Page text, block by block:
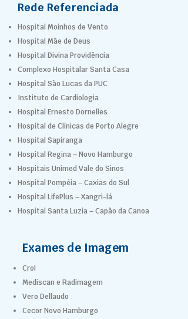
Rede Referenciada
Hospital Moinhos de Vento
Hospital Mãe de Deus
Hospital Divina Providência
Complexo Hospitalar Santa Casa
Hospital São Lucas da PUC
Instituto de Cardiologia
Hospital Ernesto Dornelles
Hospital de Clínicas de Porto Alegre
Hospital Sapiranga
Hospital Regina – Novo Hamburgo
Hospitais Unimed Vale do Sinos
Hospital Pompéia – Caxias do Sul
Hospital LifePlus – Xangri-lá
Hospital Santa Luzia – Capão da Canoa
Exames de Imagem
Crol
Mediscan e Radimagem
Vero Dellaudo
Cecor Novo Hamburgo